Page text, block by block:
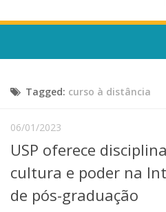
Escola, Institutos e Órgãos
Núcleos e Comissões
Telefones e Mapas
Graduação
Tagged: curso à distância
06/01/2023
USP oferece
cultura e poder na
de pós-graduação